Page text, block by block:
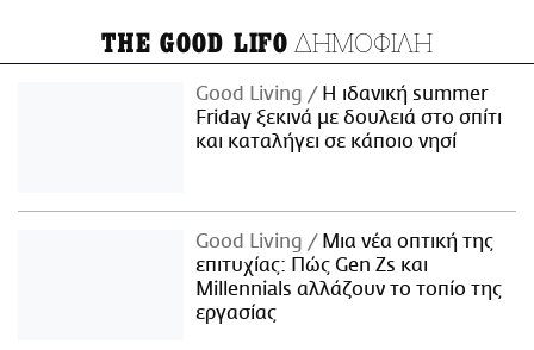
THE GOOD LIFO ΔΗΜΟΦΙΛΗ
Good Living
Η ιδανική summer
Friday ξεκινά με δουλειά στο σπίτι
και καταλήγει σε κάποιο νησί
Good Living
Μια νέα οπτική της
επιτυχίας: Πώς Gen Zs και
Millennials αλλάζουν το τοπίο της
εργασίας